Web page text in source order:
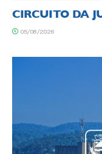
CIRCUITO DA
05/08/2026